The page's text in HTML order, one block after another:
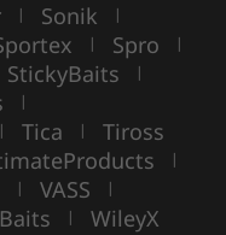
| Sonik |
| Spro |
StickyBaits |
|
| Tica | Tiross
|
| VASS |
| WileyX